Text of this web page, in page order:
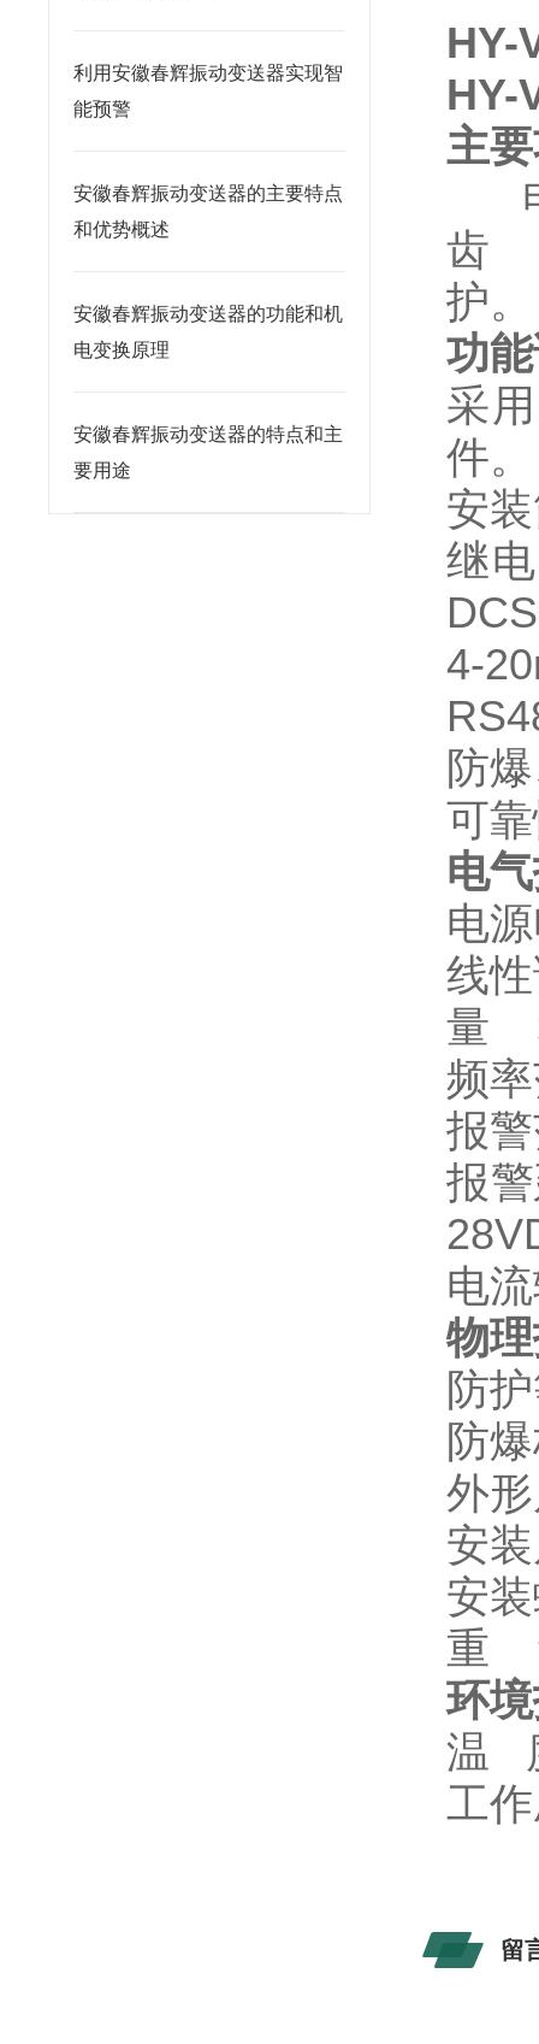
利用安徽春辉振动变送器实现智
能预警
安徽春辉振动变送器的主要特点
和优势概述
安徽春辉振动变送器的功能和机
电变换原理
安徽春辉振动变送器的特点和主
要用途
HY-
HY-
主
齿
护。
功
采
件。
安
继
4-
防
可
电
电
线
量
频
报
报
电
物
防
防
外
安
安
重
环
温
工
留